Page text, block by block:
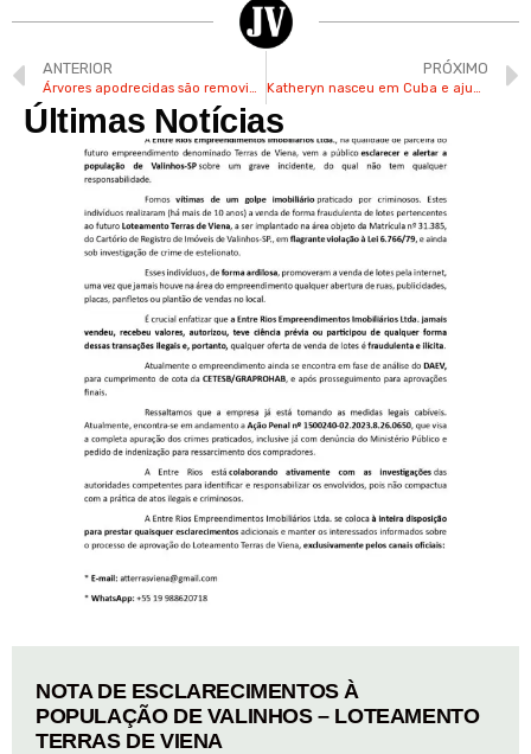
ANTERIOR
Árvores apodrecidas são removidas próximo ao Viaduto Laudo Natel em Valinhos
PRÓXIMO
Katheryn nasceu em Cuba e ajuda pessoas em situação de vulnerabilidade social em Valinhos
Últimas Notícias
NOTA DE ESCLARECIMENTOS À
POPULAÇÃO DE VALINHOS – LOTEAMENTO
TERRAS DE VIENA